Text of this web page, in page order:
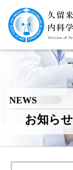
NEWS
お知らせ